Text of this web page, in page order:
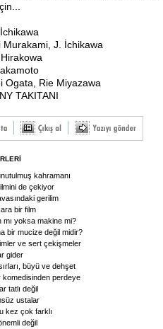
Murakami, J. İchikawa
Ogata, Rie Miyazawa
TAKITANI
kahramanı
de çekiyor
gerilim
bir film
mı yoksa makine mi?
bir mucize değil midir?
ve sert çekişmeler
gider
büyü ve dehşet
komedisinden perdeye
tatlı değil
ustalar
kez çok farklı
değil